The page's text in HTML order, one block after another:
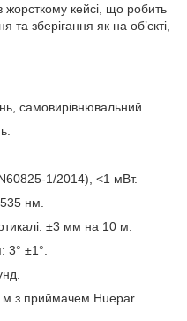
жорсткому кейсі, що робить
зберігання як на об’єкті,
самовирівнювальний.
1/2014), <1 мВт.
нм.
±3 мм на 10 м.
3° ±1°.
м з приймачем Huepar.